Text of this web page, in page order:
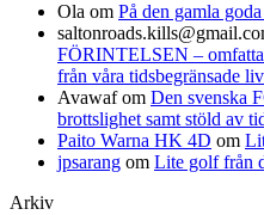
Ola om På den gamla
FÖRINTELSEN –
från våra tidsbegränsade liv
Avawafom Den svenska
brottslighet samt stöld av
Paito Warna HK 4D om
jpsarang om Lite golf från
Arkiv